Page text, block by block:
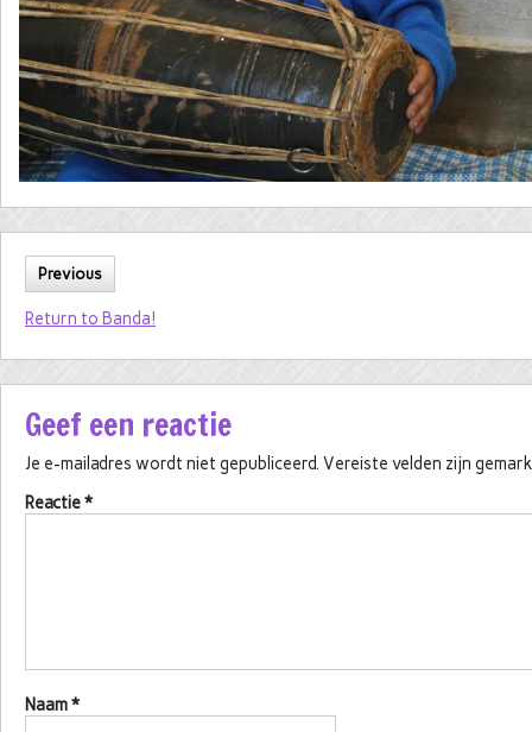
Previous
Return to Banda!
Geef een reactie
Je e-mailadres wordt niet gepubliceerd. Vereiste velden zijn
Reactie*
Naam*